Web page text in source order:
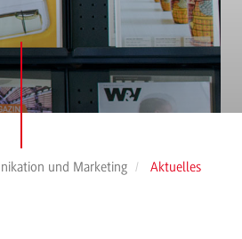
und Marketing Aktuelles